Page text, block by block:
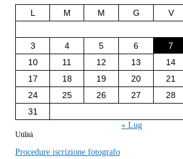
L M M G V
3
4 5 6 7
10
11 12 13 14
17
18 19 20 21
24
25 26 27 28
31
« Lug
Utilità
Procedure iscrizione fotografo